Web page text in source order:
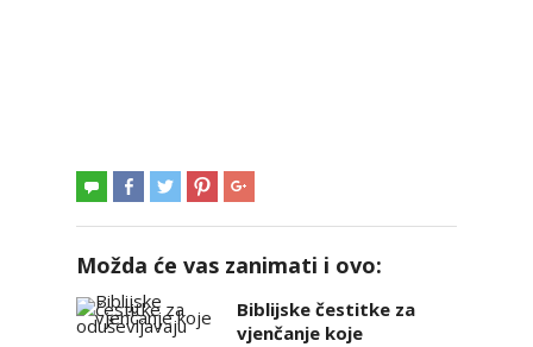
Možda će vas zanimati i ovo:
Biblijske čestitke za
vjenčanje koje